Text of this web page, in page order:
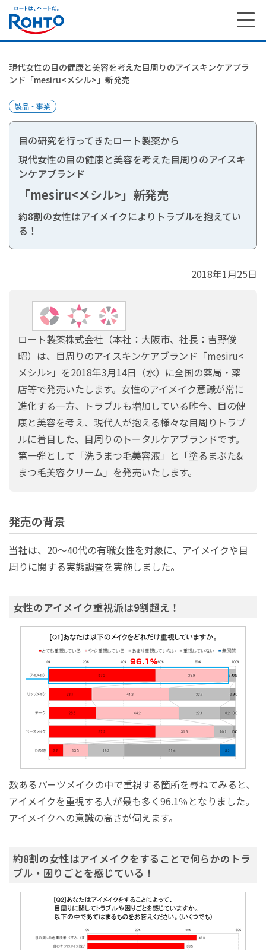
現代女性の目の健康と美容を考えた目周りのアイスキンケアブラ
ンド「mesiru<メシル>」新発売
製品・事業
目の研究を行ってきたロート製薬から
現代女性の目の健康と美容を考えた目周りのアイスキ
ンケアブランド
「mesiru<メシル>」新発売
約8割の女性はアイメイクによりトラブルを抱えてい
る！
2018年1月25日
ロート製薬株式会社（本社：大阪市、社長：吉野俊
昭）は、目周りのアイスキンケアブランド「mesiru<
メシル>」を2018年3月14日（水）に全国の薬局・薬
店等で発売いたします。女性のアイメイク意識が常に
進化する一方、トラブルも増加している昨今、目の健
康と美容を考え、現代人が抱える様々な目周りトラブ
ルに着目した、目周りのトータルケアブランドです。
第一弾として「洗うまつ毛美容液」と「塗るまぶた&
まつ毛美容クリーム」を発売いたします。
発売の背景
当社は、20～40代の有職女性を対象に、アイメイクや目
周りに関する実態調査を実施しました。
女性のアイメイク重視派は9割超え！
数あるパーツメイクの中で重視する箇所を尋ねてみると、
アイメイクを重視する人が最も多く96.1％となりました。
アイメイクへの意識の高さが伺えます。
約8割の女性はアイメイクをすることで何らかのトラ
ブル・困りごとを感じている！